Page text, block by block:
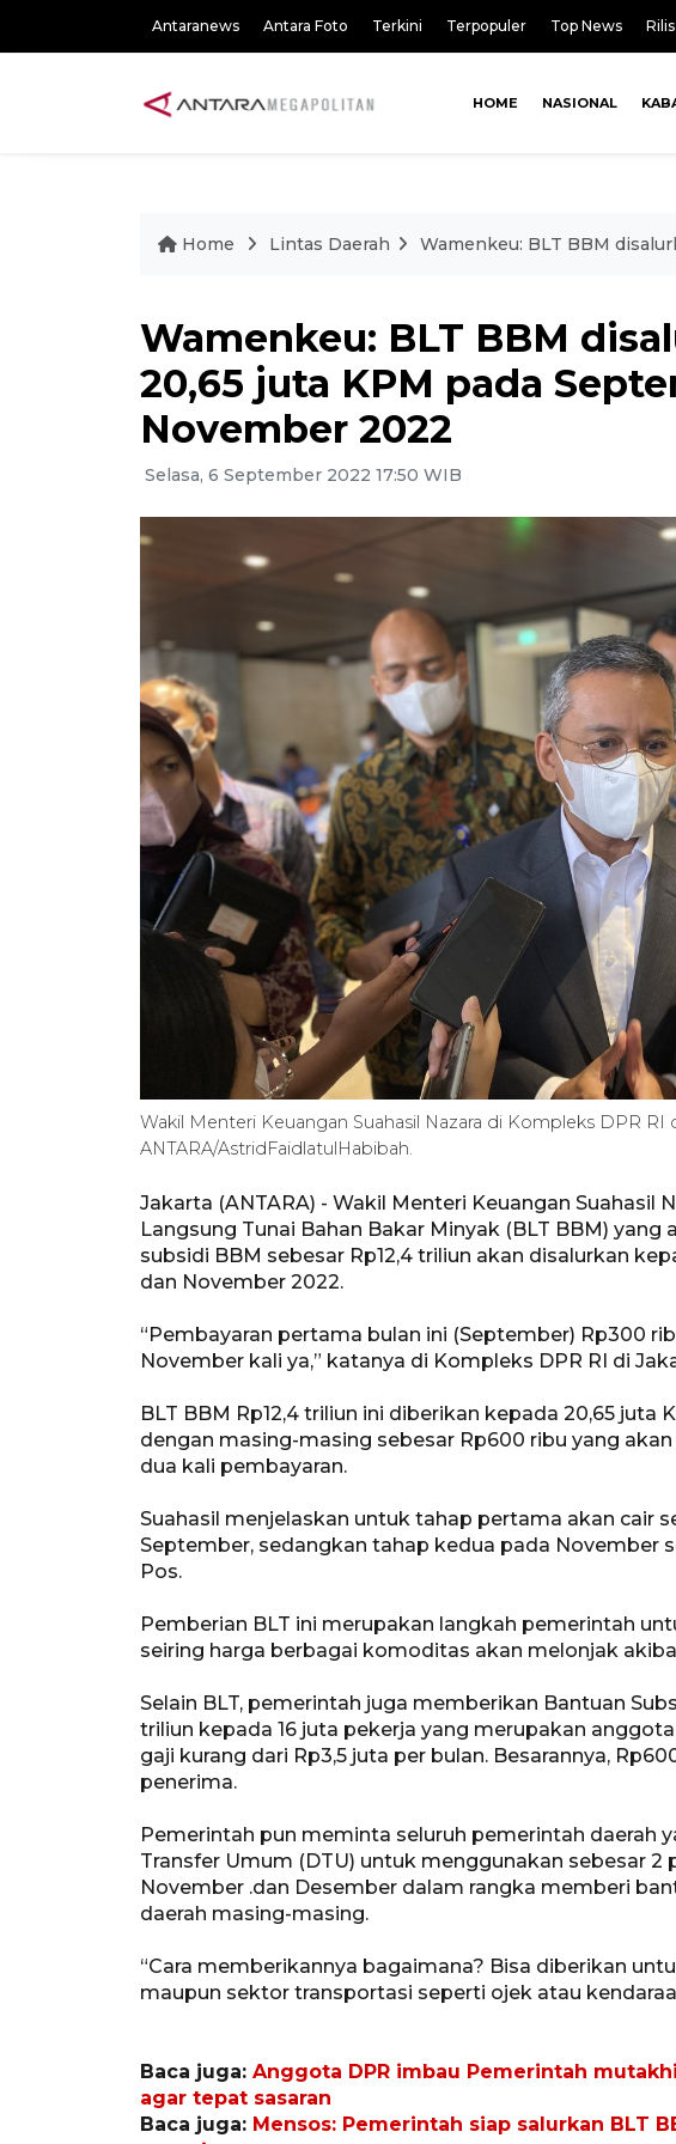
Antaranews Antara Foto Terkini Terpopuler Top News
HOME NASIONAL
Home Lintas Daerah Wamenkeu: BLT BBM
Wamenkeu: BLT BBM
20,65 juta KPM pada
November 2022
Selasa, 6 September 2022 17:50 WIB
Wakil Menteri Keuangan Suahasil Nazara di Kompleks DPR RI
ANTARA/AstridFaidlatulHabibah.
Jakarta (ANTARA) - Wakil Menteri Keuangan Suahasil
Langsung Tunai Bahan Bakar Minyak (BLT BBM) yang
subsidi BBM sebesar Rp12,4 triliun akan disalurkan
dan November 2022.
“Pembayaran pertama bulan ini (September) Rp300
November kali ya,” katanya di Kompleks DPR RI di
BLT BBM Rp12,4 triliun ini diberikan kepada 20,65 juta
dengan masing-masing sebesar Rp600 ribu yang
dua kali pembayaran.
Suahasil menjelaskan untuk tahap pertama akan cair
September, sedangkan tahap kedua pada November
Pos.
Pemberian BLT ini merupakan langkah pemerintah
seiring harga berbagai komoditas akan melonjak
Selain BLT, pemerintah juga memberikan Bantuan
triliun kepada 16 juta pekerja yang merupakan
gaji kurang dari Rp3,5 juta per bulan. Besarannya,
penerima.
Pemerintah pun meminta seluruh pemerintah daerah
Transfer Umum (DTU) untuk menggunakan sebesar 2
November .dan Desember dalam rangka memberi
daerah masing-masing.
“Cara memberikannya bagaimana? Bisa diberikan
maupun sektor transportasi seperti ojek atau
Baca juga: Anggota DPR imbau Pemerintah
agar tepat sasaran
Baca juga: Mensos: Pemerintah siap salurkan BLT